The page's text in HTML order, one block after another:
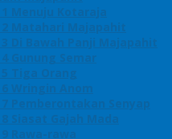
1 Menuju Kotaraja
2 Matahari Majapahit
3 Di Bawah Panji Majapahit
Gunung Semar
5 Tiga Orang
6 Wringin Anom
7 Pemberontakan Senyap
8 Siasat Gajah Mada
Rawa-rawa